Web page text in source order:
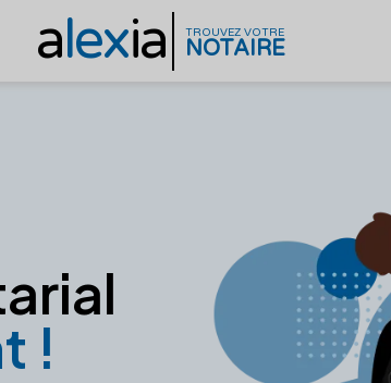
alexia TROUVEZ VOTRE
NOTAIRE
!